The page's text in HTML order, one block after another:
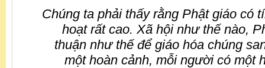
Chúng ta phải thấy rằng Phật giáo có
hoạt rất cao. Xã hội như thế nào,
thuận như thế để giáo hóa chúng
một hoàn cảnh, mỗi người có một